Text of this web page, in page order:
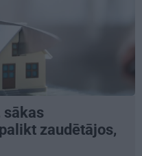
sākas
zaudētājos,